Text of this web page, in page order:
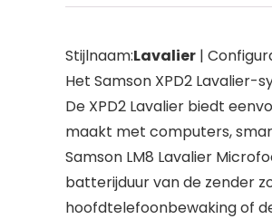
Stijlnaam:Lavalier |
Het Samson XPD2
De XPD2 Lavalier biedt
maakt met computers,
Samson LM8 Lavalier
batterijduur van de zender
hoofdtelefoonbewaking of